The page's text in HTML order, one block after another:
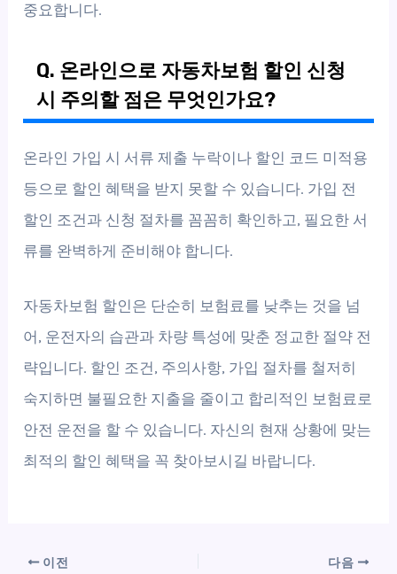
중요합니다.
Q. 온라인으로 자동차보험 할인 신청
시 주의할 점은 무엇인가요?
온라인 가입 시 서류 제출 누락이나 할인 코드 미적용
등으로 할인 혜택을 받지 못할 수 있습니다. 가입 전
할인 조건과 신청 절차를 꼼꼼히 확인하고, 필요한 서
류를 완벽하게 준비해야 합니다.
자동차보험 할인은 단순히 보험료를 낮추는 것을 넘
어, 운전자의 습관과 차량 특성에 맞춘 정교한 절약 전
략입니다. 할인 조건, 주의사항, 가입 절차를 철저히
숙지하면 불필요한 지출을 줄이고 합리적인 보험료로
안전 운전을 할 수 있습니다. 자신의 현재 상황에 맞는
최적의 할인 혜택을 꼭 찾아보시길 바랍니다.
이전 다음